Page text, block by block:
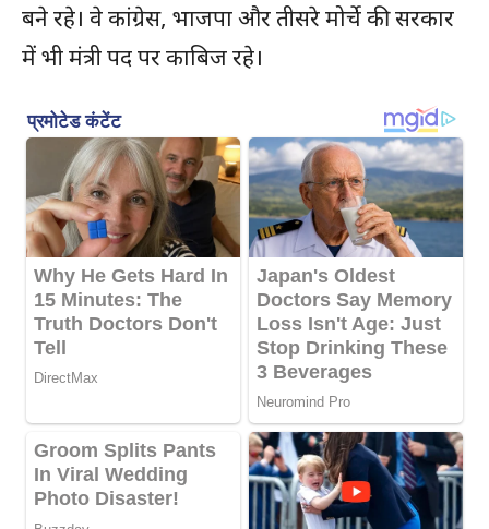
बने रहे। वे कांग्रेस, भाजपा और तीसरे मोर्चे की सरकार
में भी मंत्री पद पर काबिज रहे।